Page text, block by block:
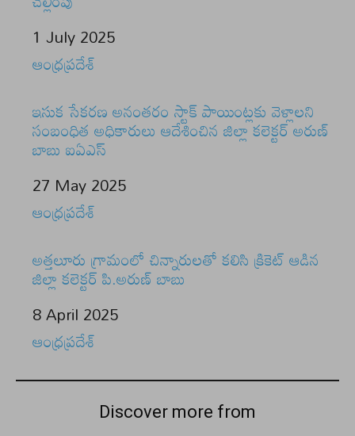
Date
1 July 2025
In relation to
ఆంధ్రప్రదేశ్
ఇసుక సేకరణ అనంతరం స్టాక్ పాయింట్లకు వెళ్లాలని
సంబంధిత అధికారులు ఆదేశించిన జిల్లా కలెక్టర్ అరుణ్
బాబు ఐఏఎస్
Date
27 May 2025
In relation to
ఆంధ్రప్రదేశ్
అత్తలూరు గ్రామంలో చిన్నారులతో కలిసి క్రికెట్ ఆడిన
జిల్లా కలెక్టర్ పి.అరుణ్ బాబు
Date
8 April 2025
In relation to
ఆంధ్రప్రదేశ్
Discover more from